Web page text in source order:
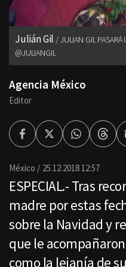
Julián Gil
JULIAN GIL
@JULIANGIL
Agencia México
Editor
FacebookTwitterWhatsapp
México 25.12.2018 12:57
ESPECIAL.- Tras
madre por estas
sobre la Navidad y
que le
como la lejanía de